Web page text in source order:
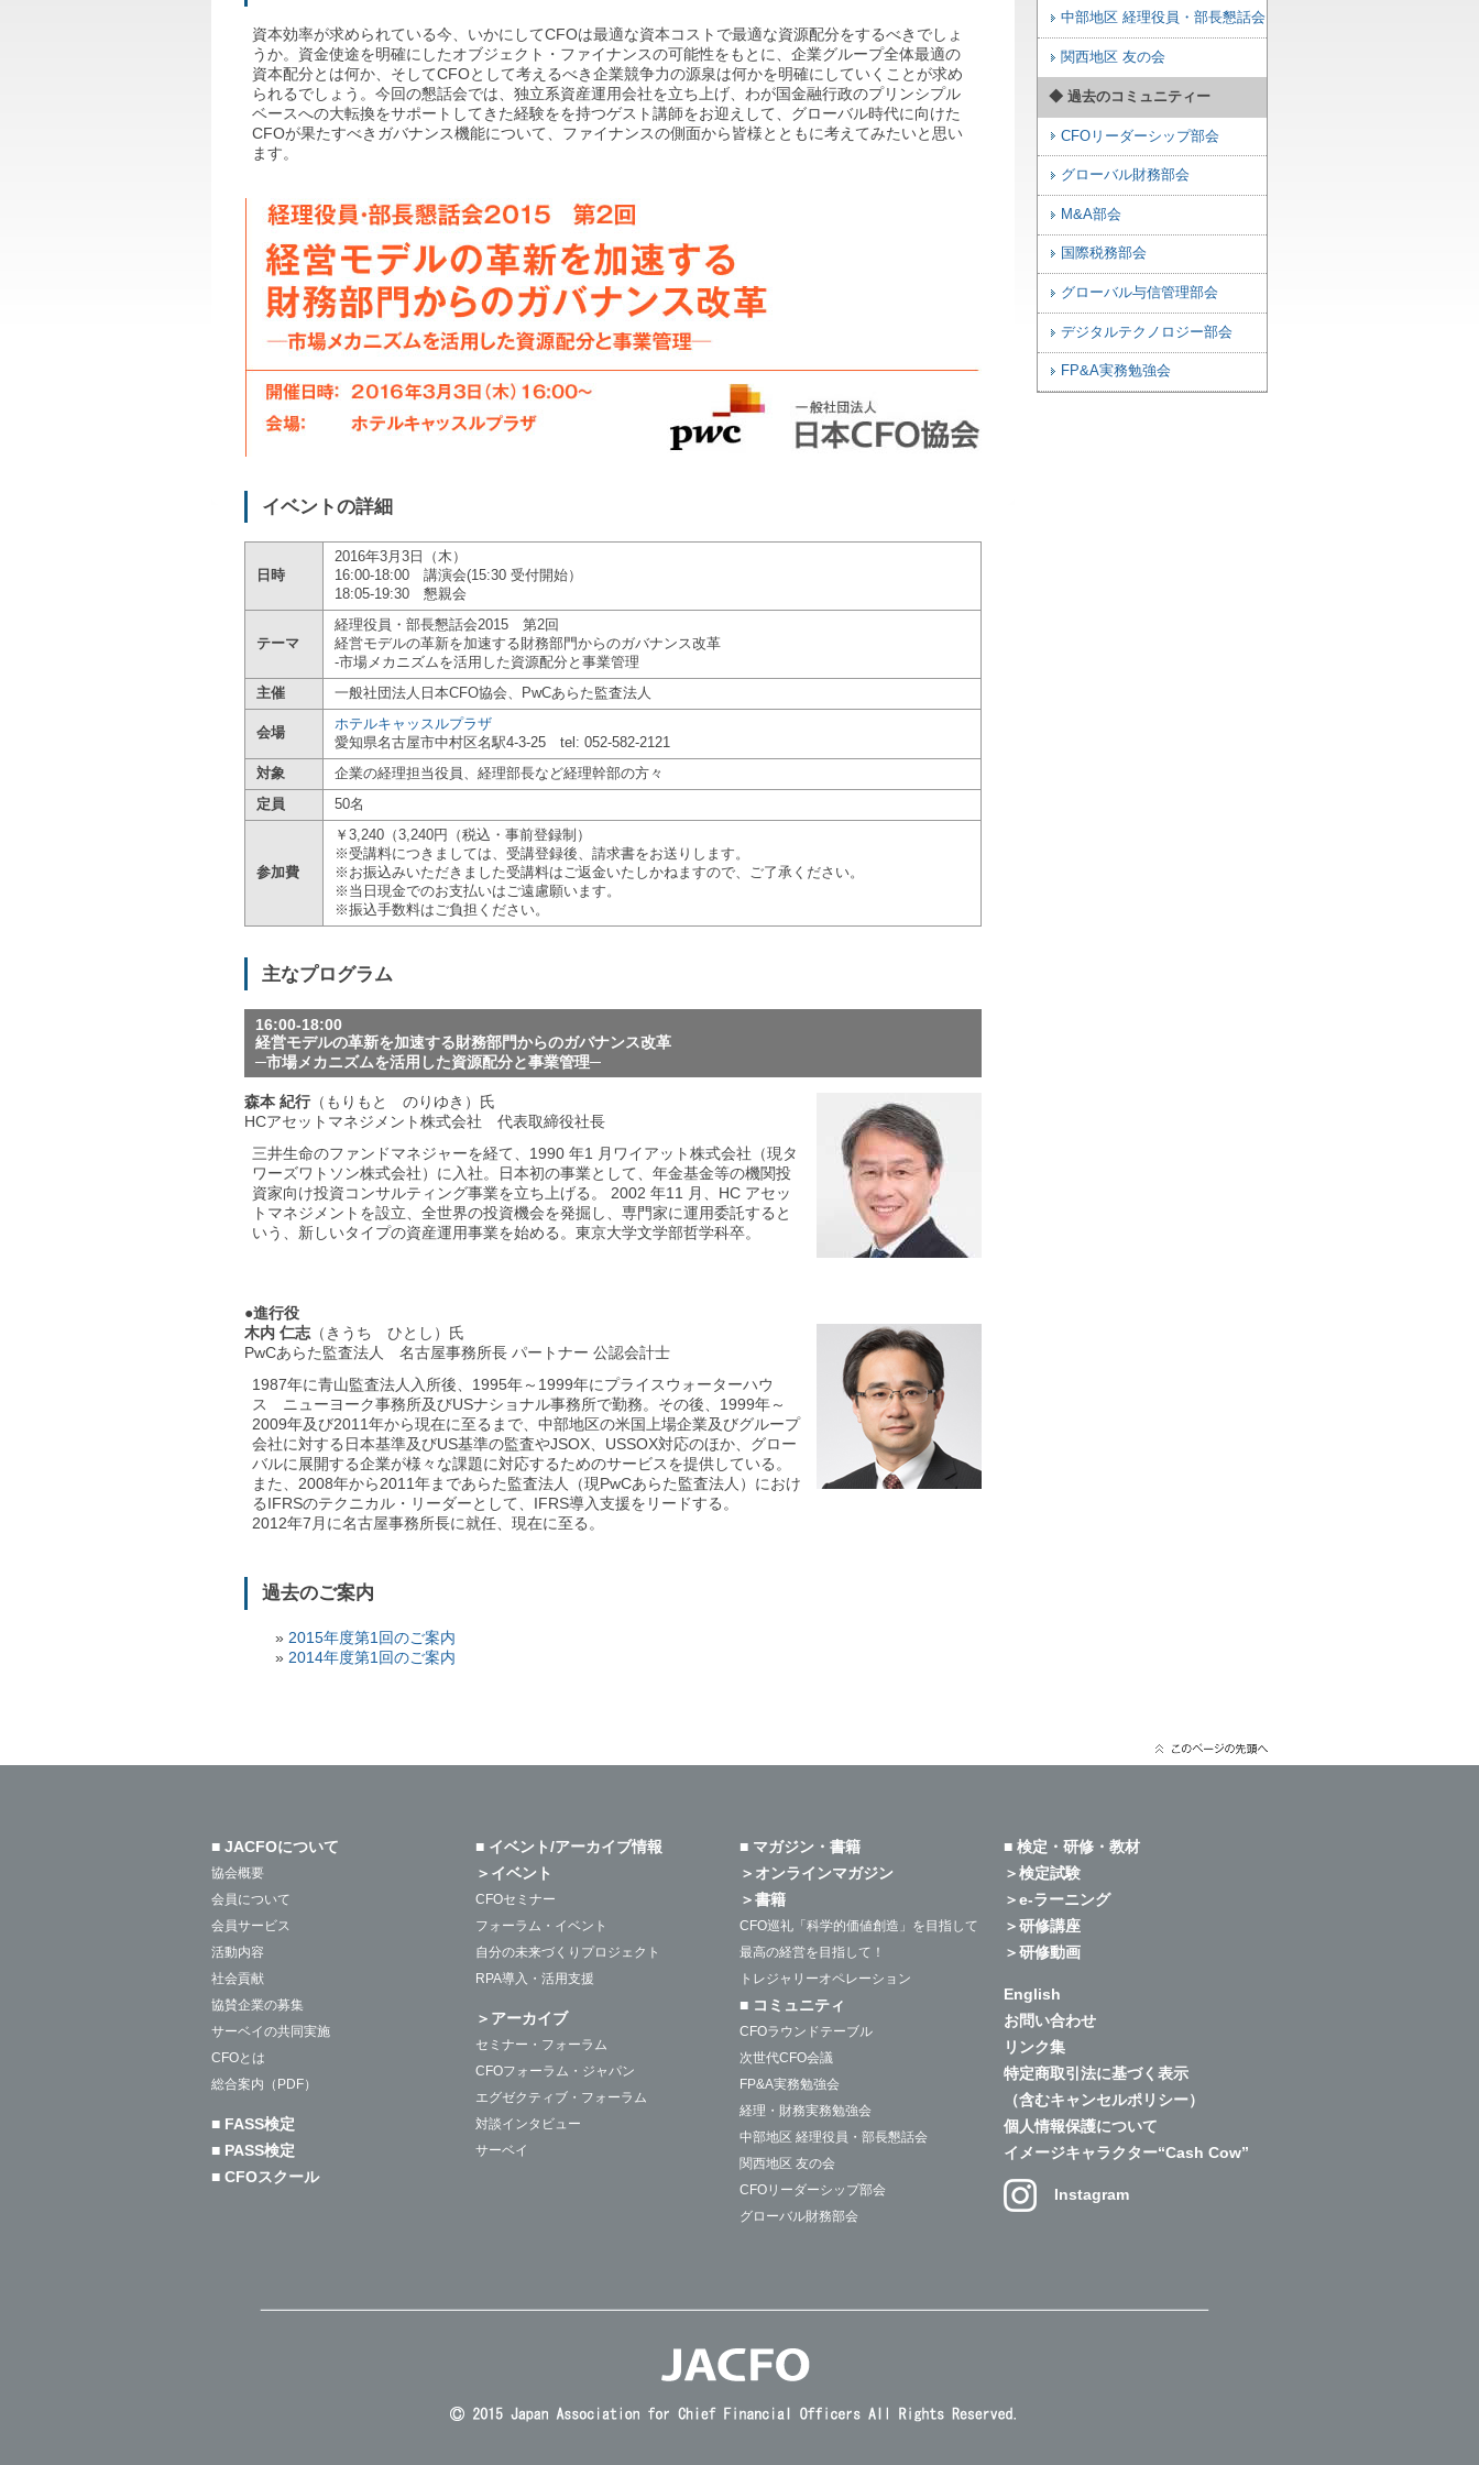
資本効率が求められている今、いかにしてCFOは最適な資本コストで最適な資源配分をするべきでしょ
うか。資金使途を明確にしたオブジェクト・ファイナンスの可能性をもとに、企業グループ全体最適の
資本配分とは何か、そしてCFOとして考えるべき企業競争力の源泉は何かを明確にしていくことが求め
られるでしょう。今回の懇話会では、独立系資産運用会社を立ち上げ、わが国金融行政のプリンシプル
ベースへの大転換をサポートしてきた経験をを持つゲスト講師をお迎えして、グローバル時代に向けた
CFOが果たすべきガバナンス機能について、ファイナンスの側面から皆様とともに考えてみたいと思い
ます。
イベントの詳細
日時
2016年3月3日（木）
16:00-18:00 講演会(15:30 受付開始）
18:05-19:30 懇親会
テーマ
経理役員・部長懇話会2015 第2回
経営モデルの革新を加速する財務部門からのガバナンス改革
-‎市場メカニズムを活用した資源配分と事業管理
主催
一般社団法人日本CFO協会、PwCあらた監査法人
会場
ホテルキャッスルプラザ
愛知県名古屋市中村区名駅4-3-25 tel: 052-582-2121
対象
企業の経理担当役員、経理部長など経理幹部の方々
定員
50名
参加費
￥3,240（3,240円（税込・事前登録制）
※受講料につきましては、受講登録後、請求書をお送りします。
※お振込みいただきました受講料はご返金いたしかねますので、ご了承ください。
※当日現金でのお支払いはご遠慮願います。
※振込手数料はご負担ください。
主なプログラム
16:00-18:00
経営モデルの革新を加速する財務部門からのガバナンス改革
─‎市場メカニズムを活用した資源配分と事業管理─
森本 紀行（もりもと のりゆき）氏
HCアセットマネジメント株式会社 代表取締役社長
三井生命のファンドマネジャーを経て、1990 年1 月ワイアット株式会社（現タ
ワーズワトソン株式会社）に入社。日本初の事業として、年金基金等の機関投
資家向け投資コンサルティング事業を立ち上げる。 2002 年11 月、HC アセッ
トマネジメントを設立、全世界の投資機会を発掘し、専門家に運用委託すると
いう、新しいタイプの資産運用事業を始める。東京大学文学部哲学科卒。
●進行役
木内 仁志 （きうち ひとし）氏
PwCあらた監査法人 名古屋事務所長 パートナー 公認会計士
1987年に青山監査法人入所後、1995年～1999年にプライスウォーターハウ
ス ニューヨーク事務所及びUSナショナル事務所で勤務。その後、1999年～
2009年及び2011年から現在に至るまで、中部地区の米国上場企業及びグループ
会社に対する日本基準及びUS基準の監査やJSOX、USSOX対応のほか、グロー
バルに展開する企業が様々な課題に対応するためのサービスを提供している。
また、2008年から2011年まであらた監査法人（現PwCあらた監査法人）におけ
るIFRSのテクニカル・リーダーとして、IFRS導入支援をリードする。
2012年7月に名古屋事務所長に就任、現在に至る。
過去のご案内
2015年度第1回のご案内
2014年度第1回のご案内
中部地区 経理役員・部長懇話会
関西地区 友の会
◆ 過去のコミュニティー
CFOリーダーシップ部会
グローバル財務部会
M&A部会
国際税務部会
グローバル与信管理部会
デジタルテクノロジー部会
FP&A実務勉強会
■ JACFOについて
協会概要
会員について
会員サービス
活動内容
社会貢献
協賛企業の募集
サーベイの共同実施
CFOとは
総合案内（PDF）
■ FASS検定
■ PASS検定
■ CFOスクール
■ イベント/アーカイブ情報
＞イベント
CFOセミナー
フォーラム・イベント
自分の未来づくりプロジェクト
RPA導入・活用支援
＞アーカイブ
セミナー・フォーラム
CFOフォーラム・ジャパン
エグゼクティブ・フォーラム
対談インタビュー
サーベイ
■ マガジン・書籍
＞オンラインマガジン
＞書籍
CFO巡礼「科学的価値創造」を目指して
最高の経営を目指して！
トレジャリーオペレーション
■ コミュニティ
CFOラウンドテーブル
次世代CFO会議
FP&A実務勉強会
経理・財務実務勉強会
中部地区 経理役員・部長懇話会
関西地区 友の会
CFOリーダーシップ部会
グローバル財務部会
■ 検定・研修・教材
＞検定試験
＞e-ラーニング
＞研修講座
＞研修動画
English
お問い合わせ
リンク集
特定商取引法に基づく表示
（含むキャンセルポリシー）
個人情報保護について
イメージキャラクター“Cash Cow”
Instagram